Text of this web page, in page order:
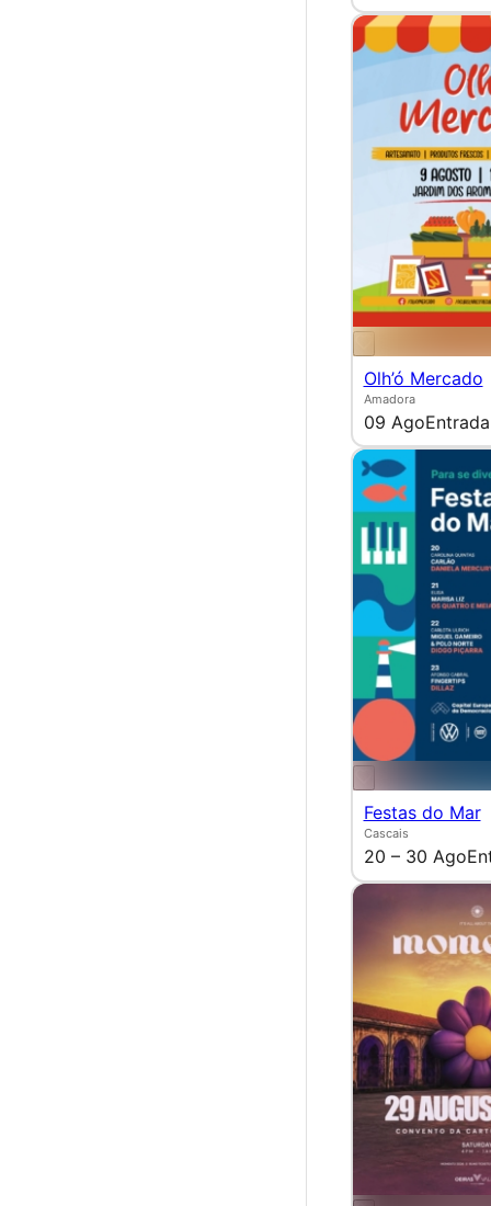
Olh’ó Mercado
Amadora
09 Ago
Festas do Mar
Cascais
20 – 30 Ago